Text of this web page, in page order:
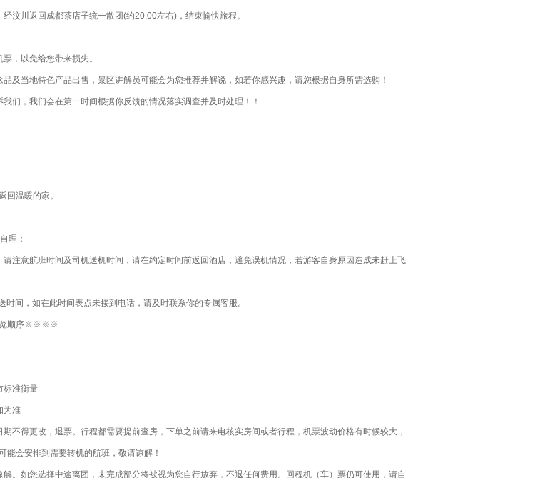
汶川返回成都茶店子统一散团(约20:00左右)，结束愉快旅程。
，以免给您带来损失。
及当地特色产品出售，景区讲解员可能会为您推荐并解说，如若你感兴趣，请您根据自身所需选购！
们，我们会在第一时间根据你反馈的情况落实调查并及时处理！！
回温暖的家。
理；
注意航班时间及司机送机时间，请在约定时间前返回酒店，避免误机情况，若游客自身原因造成未赶上飞
间，如在此时间表点未接到电话，请及时联系你的专属客服。
览顺序※※※※
标准衡量
为准
不得更改，退票。行程都需要提前查房，下单之前请来电核实房间或者行程，机票波动价格有时候较大，
会安排到需要转机的航班，敬请谅解！
。如您选择中途离团，未完成部分将被视为您自行放弃，不退任何费用。回程机（车）票仍可使用，请自